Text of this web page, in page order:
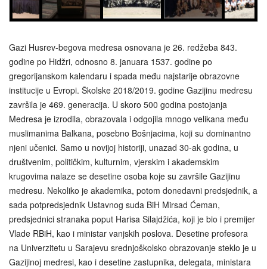
Gazi Husrev-begova medresa osnovana je 26. redžeba 843.
godine po Hidžri, odnosno 8. januara 1537. godine po
gregorijanskom kalendaru i spada među najstarije obrazovne
institucije u Evropi. Školske 2018/2019. godine Gazijinu medresu
završila je 469. generacija. U skoro 500 godina postojanja
Medresa je izrodila, obrazovala i odgojila mnogo velikana među
muslimanima Balkana, posebno Bošnjacima, koji su dominantno
njeni učenici. Samo u novijoj historiji, unazad 30-ak godina, u
društvenim, političkim, kulturnim, vjerskim i akademskim
krugovima nalaze se desetine osoba koje su završile Gazijinu
medresu. Nekoliko je akademika, potom donedavni predsjednik, a
sada potpredsjednik Ustavnog suda BiH Mirsad Ćeman,
predsjednici stranaka poput Harisa Silajdžića, koji je bio i premijer
Vlade RBiH, kao i ministar vanjskih poslova. Desetine profesora
na Univerzitetu u Sarajevu srednjoškolsko obrazovanje steklo je u
Gazijinoj medresi, kao i desetine zastupnika, delegata, ministara